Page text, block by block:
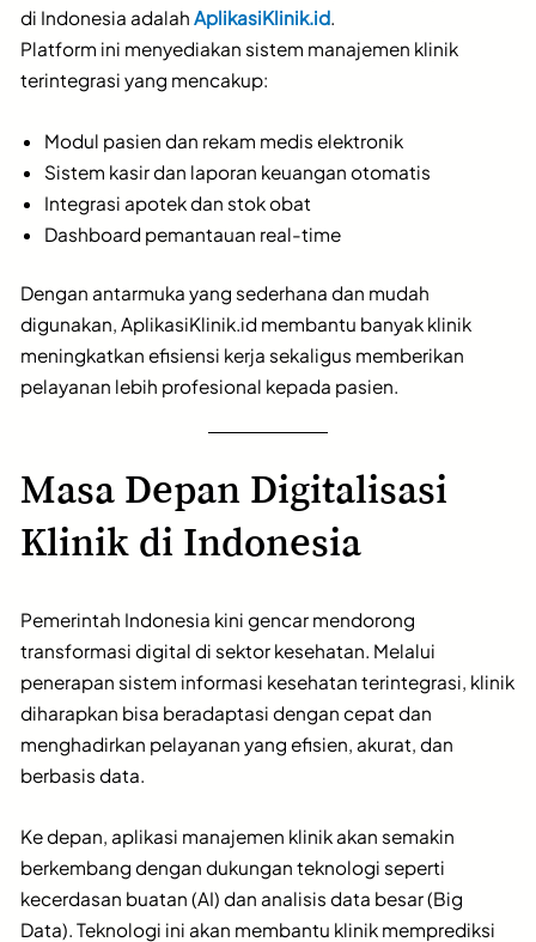
di Indonesia adalahAplikasiKlinik.id.
Platform ini menyediakan sistem manajemen klinik
terintegrasi yang mencakup:
Modul pasien dan rekam medis elektronik
Sistem kasir dan laporan keuangan otomatis
Integrasi apotek dan stok obat
Dashboard pemantauan real-time
Dengan antarmuka yang sederhana dan mudah
digunakan, AplikasiKlinik.id membantu banyak klinik
meningkatkan efisiensi kerja sekaligus memberikan
pelayanan lebih profesional kepada pasien.
Masa Depan Digitalisasi
Klinik di Indonesia
Pemerintah Indonesia kini gencar mendorong
transformasi digital di sektor kesehatan. Melalui
penerapan sistem informasi kesehatan terintegrasi, klinik
diharapkan bisa beradaptasi dengan cepat dan
menghadirkan pelayanan yang efisien, akurat, dan
berbasis data.
Ke depan, aplikasi manajemen klinik akan semakin
berkembang dengan dukungan teknologi seperti
kecerdasan buatan (AI) dan analisis data besar (Big
Data). Teknologi ini akan membantu klinik memprediksi